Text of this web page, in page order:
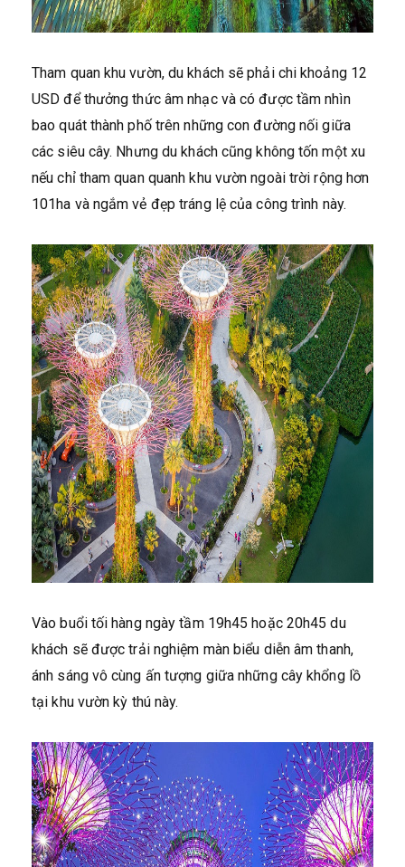
Tham quan khu vườn, du khách sẽ phải chi khoảng 12
USD để thưởng thức âm nhạc và có được tầm nhìn
bao quát thành phố trên những con đường nối giữa
các siêu cây. Nhưng du khách cũng không tốn một xu
nếu chỉ tham quan quanh khu vườn ngoài trời rộng hơn
101ha và ngắm vẻ đẹp tráng lệ của công trình này.
Vào buổi tối hàng ngày tầm 19h45 hoặc 20h45 du
khách sẽ được trải nghiệm màn biểu diễn âm thanh,
ánh sáng vô cùng ấn tượng giữa những cây khổng lồ
tại khu vườn kỳ thú này.